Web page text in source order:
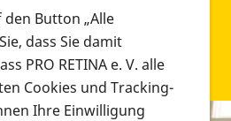
Button „Alle
dass Sie damit
PRO RETINA e. V. alle
Cookies und Tracking-
Ihre Einwilligung